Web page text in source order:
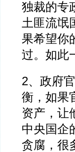
独裁的专
土匪流氓
果希望你
过。如此
2、政府
衡，如果
资产，让
中央国企
贪腐，很